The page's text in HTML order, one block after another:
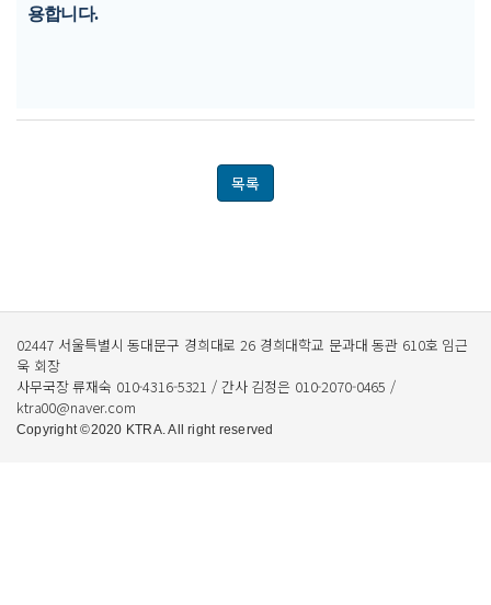
용합니다.
목록
02447 서울특별시 동대문구 경희대로 26 경희대학교 문과대 동관 610호 임근
욱 회장
사무국장 류재숙 010-4316-5321 / 간사 김정은 010-2070-0465 /
ktra00@naver.com
Copyright ©2020 KTRA. All right reserved